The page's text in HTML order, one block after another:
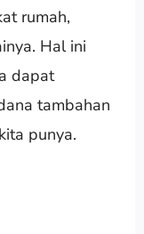
rumah,
Hal ini
dapat
tambahan
punya.